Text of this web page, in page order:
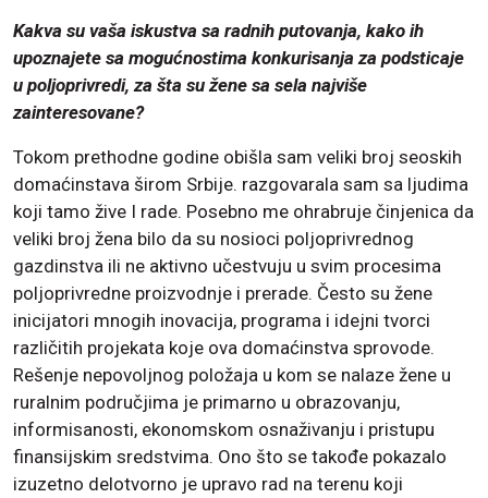
Kakva su vaša iskustva sa radnih putovanja, kako ih
upoznajete sa mogućnostima konkurisanja za podsticaje
u poljoprivredi, za šta su žene sa sela najviše
zainteresovane?
Tokom prethodne godine obišla sam veliki broj seoskih
domaćinstava širom Srbije. razgovarala sam sa ljudima
koji tamo žive I rade. Posebno me ohrabruje činjenica da
veliki broj žena bilo da su nosioci poljoprivrednog
gazdinstva ili ne aktivno učestvuju u svim procesima
poljoprivredne proizvodnje i prerade. Često su žene
inicijatori mnogih inovacija, programa i idejni tvorci
različitih projekata koje ova domaćinstva sprovode.
Rešenje nepovoljnog položaja u kom se nalaze žene u
ruralnim područjima je primarno u obrazovanju,
informisanosti, ekonomskom osnaživanju i pristupu
finansijskim sredstvima. Ono što se takođe pokazalo
izuzetno delotvorno je upravo rad na terenu koji